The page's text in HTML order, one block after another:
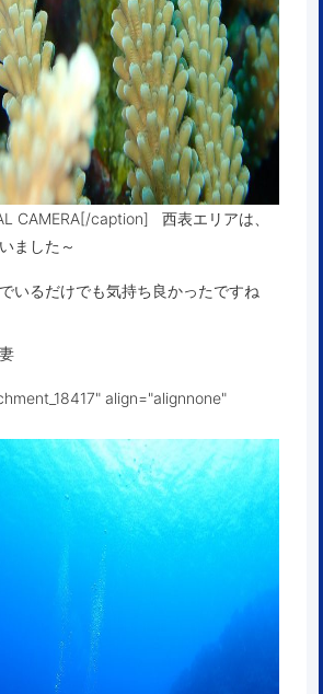
CAMERA[/caption] 西表エリアは、
ました～
いるだけでも気持ち良かったですね
align="alignnone"